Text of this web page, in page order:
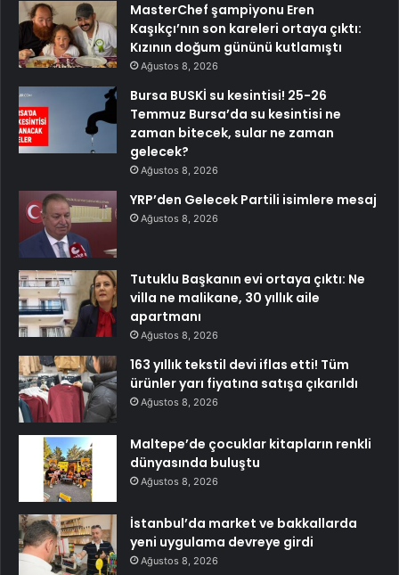
MasterChef şampiyonu Eren
Kaşıkçı’nın son kareleri ortaya çıktı:
Kızının doğum gününü kutlamıştı
Ağustos 8, 2026
Bursa BUSKİ su kesintisi! 25-26
Temmuz Bursa’da su kesintisi ne
zaman bitecek, sular ne zaman
gelecek?
Ağustos 8, 2026
YRP’den Gelecek Partili isimlere mesaj
Ağustos 8, 2026
Tutuklu Başkanın evi ortaya çıktı: Ne
villa ne malikane, 30 yıllık aile
apartmanı
Ağustos 8, 2026
163 yıllık tekstil devi iflas etti! Tüm
ürünler yarı fiyatına satışa çıkarıldı
Ağustos 8, 2026
Maltepe’de çocuklar kitapların renkli
dünyasında buluştu
Ağustos 8, 2026
İstanbul’da market ve bakkallarda
yeni uygulama devreye girdi
Ağustos 8, 2026